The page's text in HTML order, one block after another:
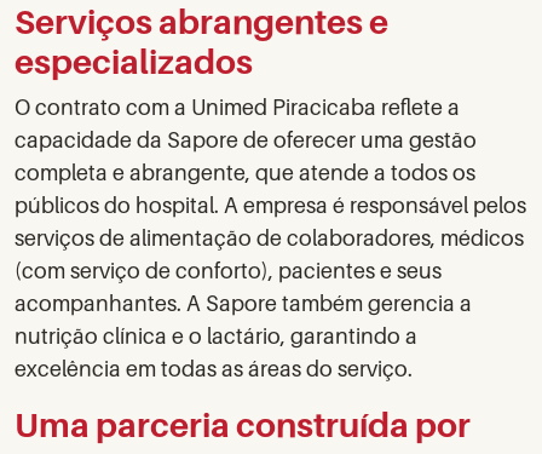
Serviços abrangentes e
especializados
O contrato com a Unimed Piracicaba reflete a
capacidade da Sapore de oferecer uma gestão
completa e abrangente, que atende a todos os
públicos do hospital. A empresa é responsável pelos
serviços de alimentação de colaboradores, médicos
(com serviço de conforto), pacientes e seus
acompanhantes. A Sapore também gerencia a
nutrição clínica e o lactário, garantindo a
excelência em todas as áreas do serviço.
Uma parceria construída por